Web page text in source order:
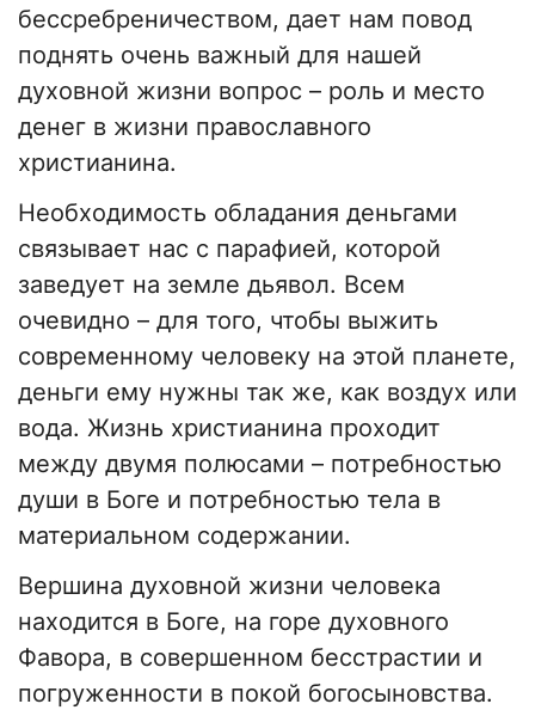
бессребреничеством, дает нам повод
поднять очень важный для нашей
духовной жизни вопрос – роль и место
денег в жизни православного
христианина.
Необходимость обладания деньгами
связывает нас с парафией, которой
заведует на земле дьявол. Всем
очевидно – для того, чтобы выжить
современному человеку на этой планете,
деньги ему нужны так же, как воздух или
вода. Жизнь христианина проходит
между двумя полюсами – потребностью
души в Боге и потребностью тела в
материальном содержании.
Вершина духовной жизни человека
находится в Боге, на горе духовного
Фавора, в совершенном бесстрастии и
погруженности в покой богосыновства.